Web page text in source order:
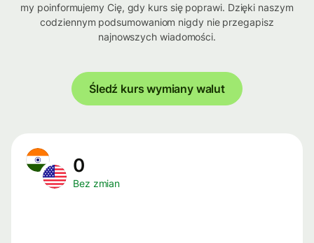
my poinformujemy Cię, gdy kurs się poprawi. Dzięki naszym
codziennym podsumowaniom nigdy nie przegapisz
najnowszych wiadomości.
Śledź kurs wymiany walut
0
Bez zmian